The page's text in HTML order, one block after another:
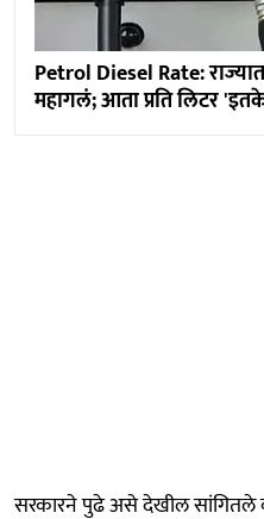
Petrol Diesel Rate:
महागलं; आता प्रति लिटर
सरकारने पुढे असे देखील सांगितले